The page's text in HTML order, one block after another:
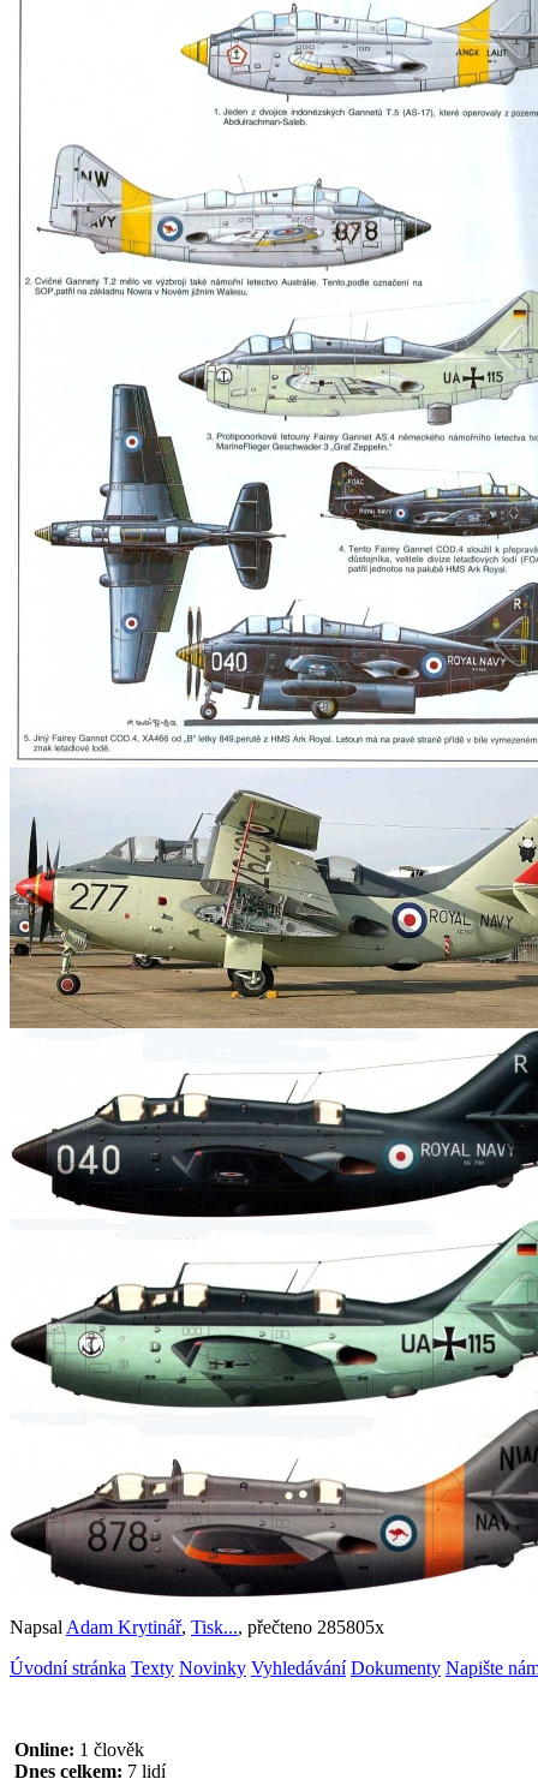
Napsal Adam Krytinář, Tisk..., přečteno 285805x
Úvodní stránka Texty Novinky Vyhledávání Dokumenty Napište
Online: 1 člověk
Dnes celkem: 7 lidí